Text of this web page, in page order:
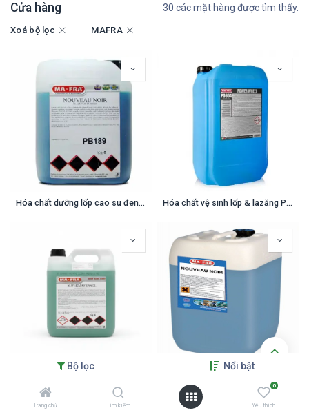
Bộ lọc Nổi bật
Trang chủ Tìm kiếm
0
Yêu thích
Cửa hàng 30 các mặt hàng được tìm thấy.
Xoá bộ lọc MAFRA
Hóa chất dưỡng lốp cao su đen Nouvau Noir 6 Kg Hóa chất vệ sinh lốp & lazăng POWER WHEEL 25 KG